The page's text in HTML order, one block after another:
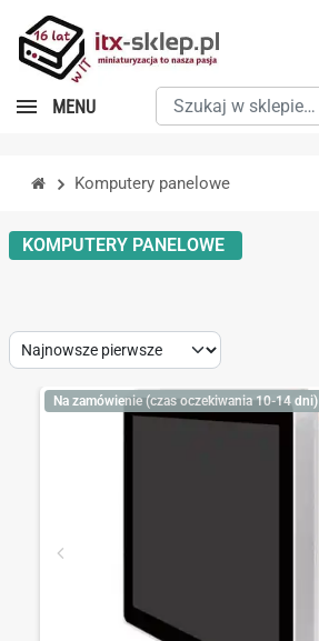
Szukaj
w
MENU
Komputery panelowe
KOMPUTERY PANELOWE
Sort
Na zamówienie (czas oczekiwania 10-14 dni)